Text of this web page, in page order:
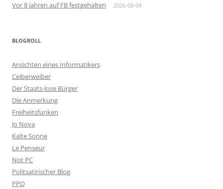
Vor 8 jahren auf FB festgehalten 2026-08-04
BLOGROLL
Ansichten eines Informatikers
Ceiberweiber
Der Staats-lose Bürger
Die Anmerkung
Freiheitsfunken
Jo Nova
Kalte Sonne
Le Penseur
Not PC
Politsatirischer Blog
PPQ